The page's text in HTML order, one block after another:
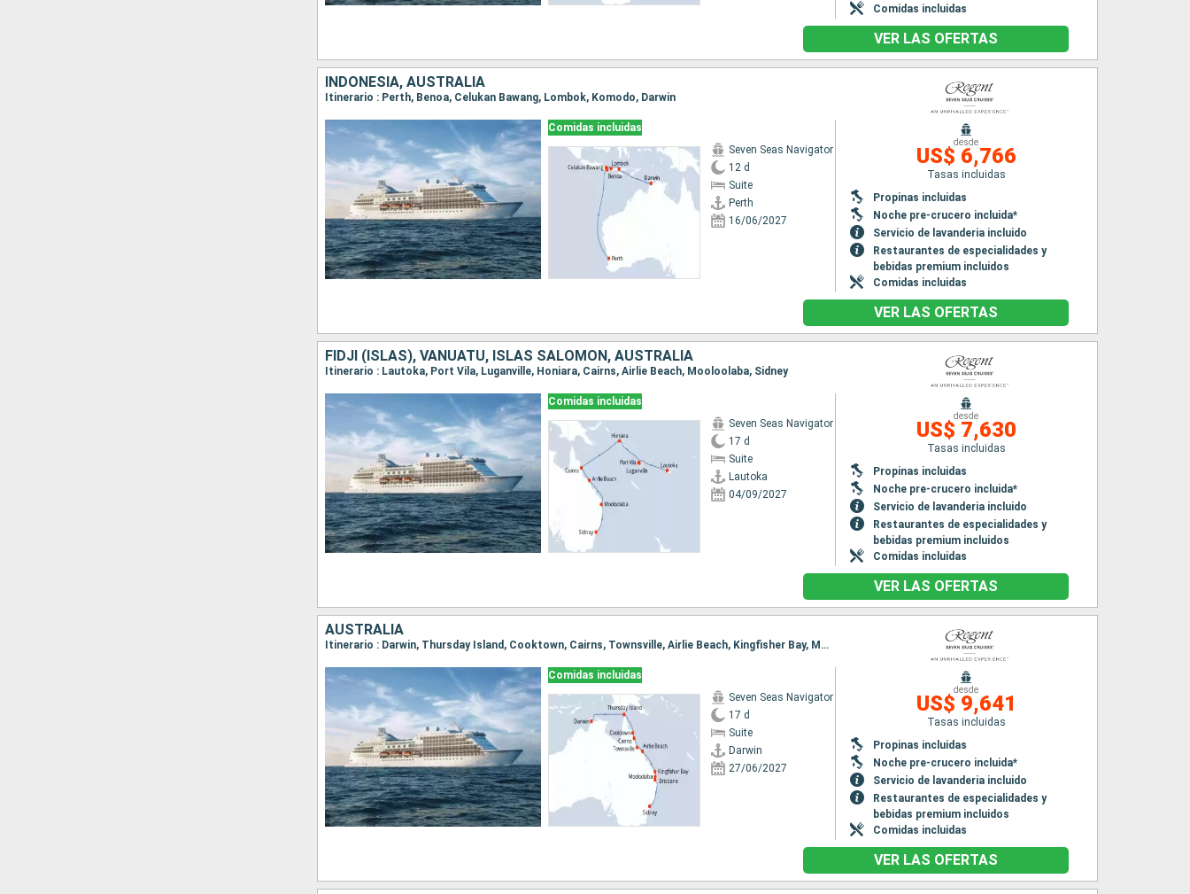
Comidas incluidas
VER LAS OFERTAS
INDONESIA, AUSTRALIA
Itinerario : Perth, Benoa, Celukan Bawang, Lombok, Komodo, Darwin
Comidas incluidas
Seven Seas Navigator
12 d
Suite
Perth
16/06/2027
desde
US$ 6,766
Tasas incluidas
Propinas incluidas
Noche pre-crucero incluida*
Servicio de lavanderia incluido
Restaurantes de especialidades y
bebidas premium incluidos
Comidas incluidas
VER LAS OFERTAS
FIDJI (ISLAS), VANUATU, ISLAS SALOMON, AUSTRALIA
Itinerario : Lautoka, Port Vila, Luganville, Honiara, Cairns, Airlie Beach, Mooloolaba, Sidney
Comidas incluidas
Seven Seas Navigator
17 d
Suite
Lautoka
04/09/2027
desde
US$ 7,630
Tasas incluidas
Propinas incluidas
Noche pre-crucero incluida*
Servicio de lavanderia incluido
Restaurantes de especialidades y
bebidas premium incluidos
Comidas incluidas
VER LAS OFERTAS
AUSTRALIA
Itinerario : Darwin, Thursday Island, Cooktown, Cairns, Townsville, Airlie Beach, Kingfisher Bay, Mooloolaba, Brisbane, Sidney
Comidas incluidas
Seven Seas Navigator
17 d
Suite
Darwin
27/06/2027
desde
US$ 9,641
Tasas incluidas
Propinas incluidas
Noche pre-crucero incluida*
Servicio de lavanderia incluido
Restaurantes de especialidades y
bebidas premium incluidos
Comidas incluidas
VER LAS OFERTAS